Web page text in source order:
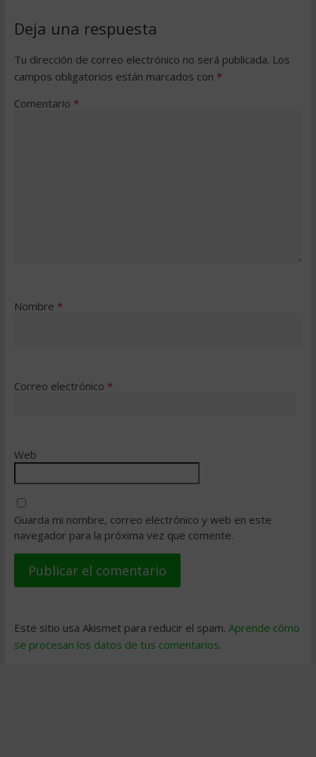
Deja una respuesta
Tu dirección de correo electrónico no será publicada. Los
campos obligatorios están marcados con *
Comentario *
Nombre *
Correo electrónico *
Web
Guarda mi nombre, correo electrónico y web en este
navegador para la próxima vez que comente.
Este sitio usa Akismet para reducir el spam. Aprende cómo
se procesan los datos de tus comentarios.